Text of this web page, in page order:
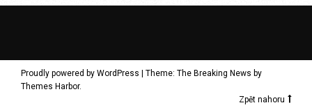
Proudly powered by WordPress
Theme: The Breaking News by
Themes Harbor.
Zpět nahoru